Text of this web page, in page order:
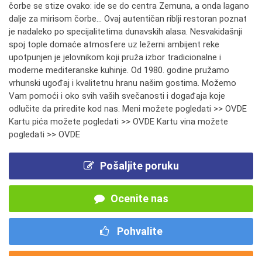
čorbe se stize ovako: ide se do centra Zemuna, a onda lagano
dalje za mirisom čorbe... Ovaj autentičan riblji restoran poznat
je nadaleko po specijalitetima dunavskih alasa. Nesvakidašnji
spoj tople domaće atmosfere uz ležerni ambijent reke
upotpunjen je jelovnikom koji pruža izbor tradicionalne i
moderne mediteranske kuhinje. Od 1980. godine pružamo
vrhunski ugođaj i kvalitetnu hranu našim gostima. Možemo
Vam pomoći i oko svih vaših svečanosti i događaja koje
odlučite da priredite kod nas. Meni možete pogledati >> OVDE
Kartu pića možete pogledati >> OVDE Kartu vina možete
pogledati >> OVDE
Pošaljite poruku
Ocenite nas
Pohvalite